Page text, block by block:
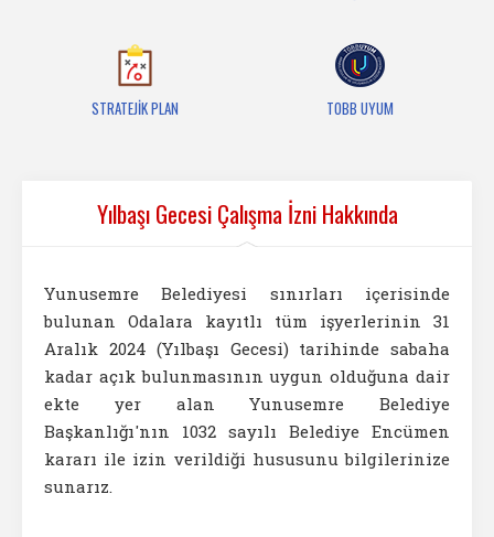
STRATEJİK PLAN TOBB UYUM
Yılbaşı Gecesi Çalışma İzni Hakkında
Yunusemre Belediyesi sınırları içerisinde
bulunan Odalara kayıtlı tüm işyerlerinin 31
Aralık 2024 (Yılbaşı Gecesi) tarihinde sabaha
kadar açık bulunmasının uygun olduğuna dair
ekte yer alan Yunusemre Belediye
Başkanlığı'nın 1032 sayılı Belediye Encümen
kararı ile izin verildiği hususunu bilgilerinize
sunarız.